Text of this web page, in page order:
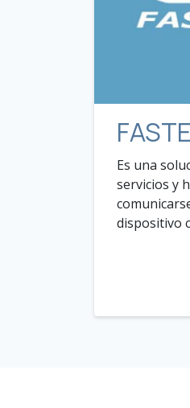
Es una
servicios y
dispositivo